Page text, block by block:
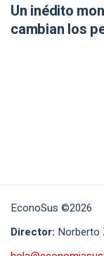
Un inédito
cambian los
EconoSus ©2026
Director: Norberto